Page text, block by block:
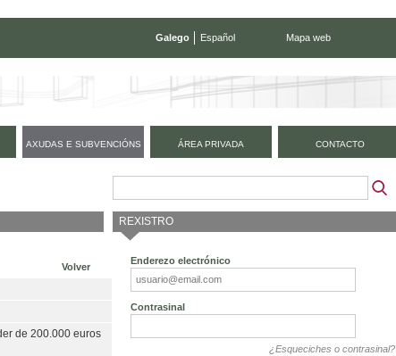
Galego Español Mapa web
AXUDAS E SUBVENCIÓNS ÁREA PRIVADA CONTACTO
Volver
de 200.000 euros
REXISTRO
Enderezo electrónico
Contrasinal
¿Esqueciches o contrasinal?